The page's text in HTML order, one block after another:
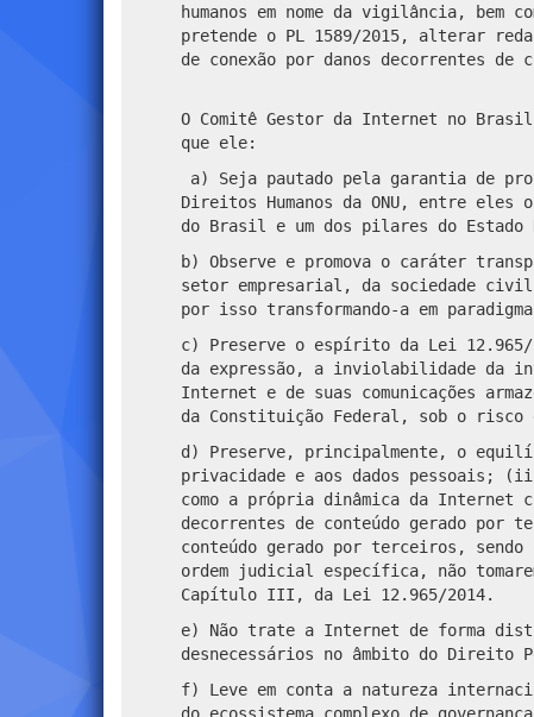
humanos em nome da vigilância, bem
pretende o PL 1589/2015, alterar
de conexão por danos decorrentes de
O Comitê Gestor da Internet no
que ele:
a) Seja pautado pela garantia de
Direitos Humanos da ONU, entre
do Brasil e um dos pilares do Estado
b) Observe e promova o caráter
setor empresarial, da sociedade civil
por isso transformando-a em
c) Preserve o espírito da Lei
da expressão, a inviolabilidade da
Internet e de suas comunicações
da Constituição Federal, sob o risco
d) Preserve, principalmente, o
privacidade e aos dados pessoais;
como a própria dinâmica da Internet
decorrentes de conteúdo gerado por
conteúdo gerado por terceiros,
ordem judicial específica, não
Capítulo III, da Lei 12.965/2014.
e) Não trate a Internet de forma
desnecessários no âmbito do Direito
f) Leve em conta a natureza
do ecossistema complexo de